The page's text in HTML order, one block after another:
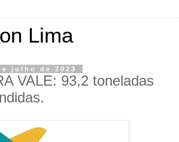
Lima
julho de 2023
VALE: 93,2 toneladas